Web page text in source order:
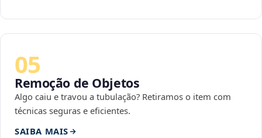
05
Remoção de Objetos
Algo caiu e travou a tubulação? Retiramos o item com
técnicas seguras e eficientes.
SAIBA MAIS